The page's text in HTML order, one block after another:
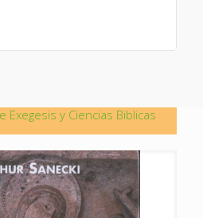
Exegesis y Ciencias Biblicas